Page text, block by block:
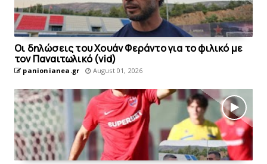
Οι δηλώσεις του Χουάν Φεράντο για το φιλικό με
τoν Παναιτωλικό (vid)
panionianea.gr August 01, 2026